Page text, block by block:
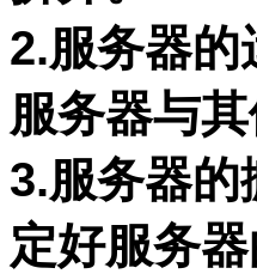
2.服务器
服务器与
3.服务器
定好服务